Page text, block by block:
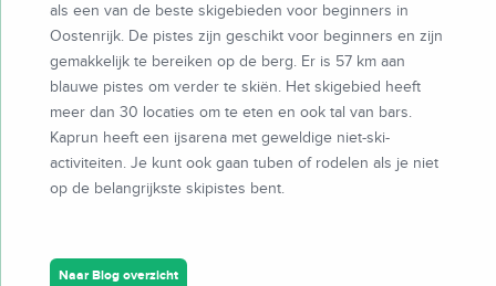
als een van de beste skigebieden voor beginners in
Oostenrijk. De pistes zijn geschikt voor beginners en zijn
gemakkelijk te bereiken op de berg. Er is 57 km aan
blauwe pistes om verder te skiën. Het skigebied heeft
meer dan 30 locaties om te eten en ook tal van bars.
Kaprun heeft een ijsarena met geweldige niet-ski-
activiteiten. Je kunt ook gaan tuben of rodelen als je niet
op de belangrijkste skipistes bent.
Naar Blog overzicht